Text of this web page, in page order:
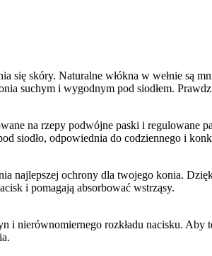
się skóry. Naturalne włókna w wełnie są
suchym i wygodnym pod siodłem.
na rzepy podwójne paski i regulowane
siodło, odpowiednia do codziennego i
najlepszej ochrony dla twojego konia.
i pomagają absorbować wstrząsy.
rozkładu nacisku. Aby